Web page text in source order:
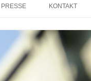
PRESSE KONTAKT